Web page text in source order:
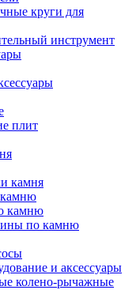
круги для
инструмент
плит
камня
камню
камню
по камню
и аксессуары
колено-рычажные